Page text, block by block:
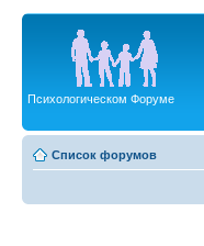
Психологическом Форуме
Список форумов